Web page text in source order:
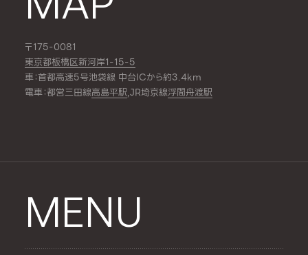
〒175-0081
東京都板橋区新河岸1-15-5
車：首都高速5号池袋線 中台ICから約3.4km
電車：都営三田線高島平駅,JR埼京線浮間舟渡駅
MENU